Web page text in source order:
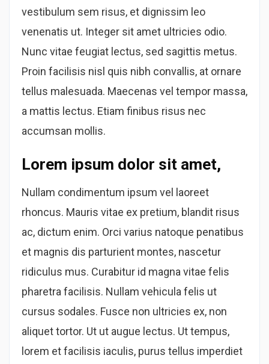
vestibulum sem risus, et dignissim leo
venenatis ut. Integer sit amet ultricies odio.
Nunc vitae feugiat lectus, sed sagittis metus.
Proin facilisis nisl quis nibh convallis, at ornare
tellus malesuada. Maecenas vel tempor massa,
a mattis lectus. Etiam finibus risus nec
accumsan mollis.
Lorem ipsum dolor sit amet,
Nullam condimentum ipsum vel laoreet
rhoncus. Mauris vitae ex pretium, blandit risus
ac, dictum enim. Orci varius natoque penatibus
et magnis dis parturient montes, nascetur
ridiculus mus. Curabitur id magna vitae felis
pharetra facilisis. Nullam vehicula felis ut
cursus sodales. Fusce non ultricies ex, non
aliquet tortor. Ut ut augue lectus. Ut tempus,
lorem et facilisis iaculis, purus tellus imperdiet